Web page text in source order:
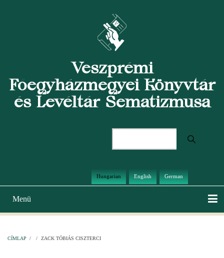
Veszprémi
Főegyházmegyei Könyvtár
és Levéltár Sematizmusa
Hungarian English German
Main
navigation
Menü
CÍMLAP / / ZACK TÓBIÁS CISZTERCI